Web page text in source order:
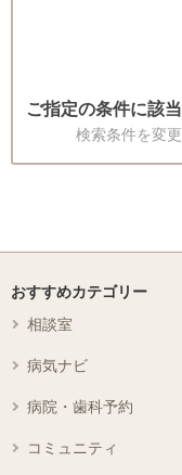
ご指定の条件に該
検索条件を変
おすすめカテゴリー
相談室
病気ナビ
病院・歯科予約
コミュニティ